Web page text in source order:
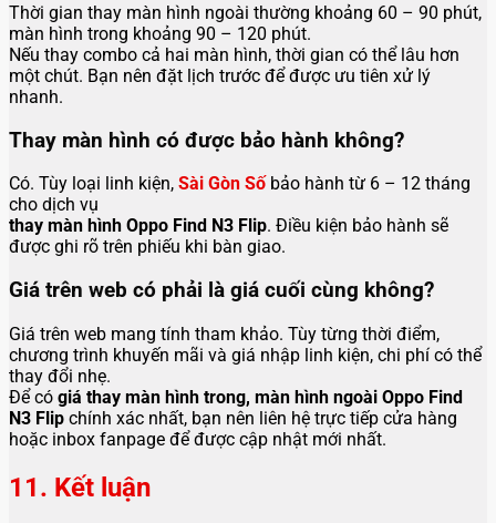
Thời gian thay màn hình ngoài thường khoảng 60 – 90 phút,
màn hình trong khoảng 90 – 120 phút.
Nếu thay combo cả hai màn hình, thời gian có thể lâu hơn
một chút. Bạn nên đặt lịch trước để được ưu tiên xử lý
nhanh.
Thay màn hình có được bảo hành không?
Có. Tùy loại linh kiện, Sài Gòn Số bảo hành từ 6 – 12 tháng
cho dịch vụ
thay màn hình Oppo Find N3 Flip. Điều kiện bảo hành sẽ
được ghi rõ trên phiếu khi bàn giao.
Giá trên web có phải là giá cuối cùng không?
Giá trên web mang tính tham khảo. Tùy từng thời điểm,
chương trình khuyến mãi và giá nhập linh kiện, chi phí có thể
thay đổi nhẹ.
Để có giá thay màn hình trong, màn hình ngoài Oppo Find
N3 Flip chính xác nhất, bạn nên liên hệ trực tiếp cửa hàng
hoặc inbox fanpage để được cập nhật mới nhất.
11. Kết luận